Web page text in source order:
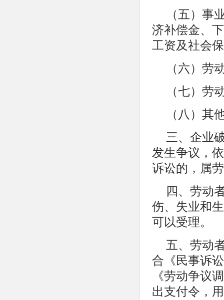
（五）事
济补偿金、
工资及社会
（六）劳
（七）劳
（八）其
三、企业
发生争议，
诉讼的，属
四、劳动
伤、失业和
可以受理。
五、劳动
合《民事诉
《劳动争议
出支付令，